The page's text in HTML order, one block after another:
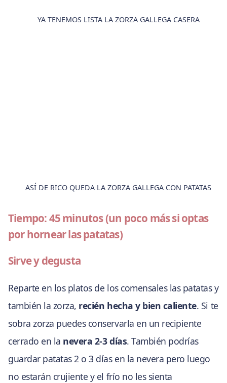
YA TENEMOS LISTA LA ZORZA GALLEGA CASERA
ASÍ DE RICO QUEDA LA ZORZA GALLEGA CON PATATAS
Tiempo: 45 minutos (un poco más si optas
por hornear las patatas)
Sirve y degusta
Reparte en los platos de los comensales las patatas y
también la zorza, recién hecha y bien caliente. Si te
sobra zorza puedes conservarla en un recipiente
cerrado en la nevera 2-3 días. También podrías
guardar patatas 2 o 3 días en la nevera pero luego
no estarán crujiente y el frío no les sienta